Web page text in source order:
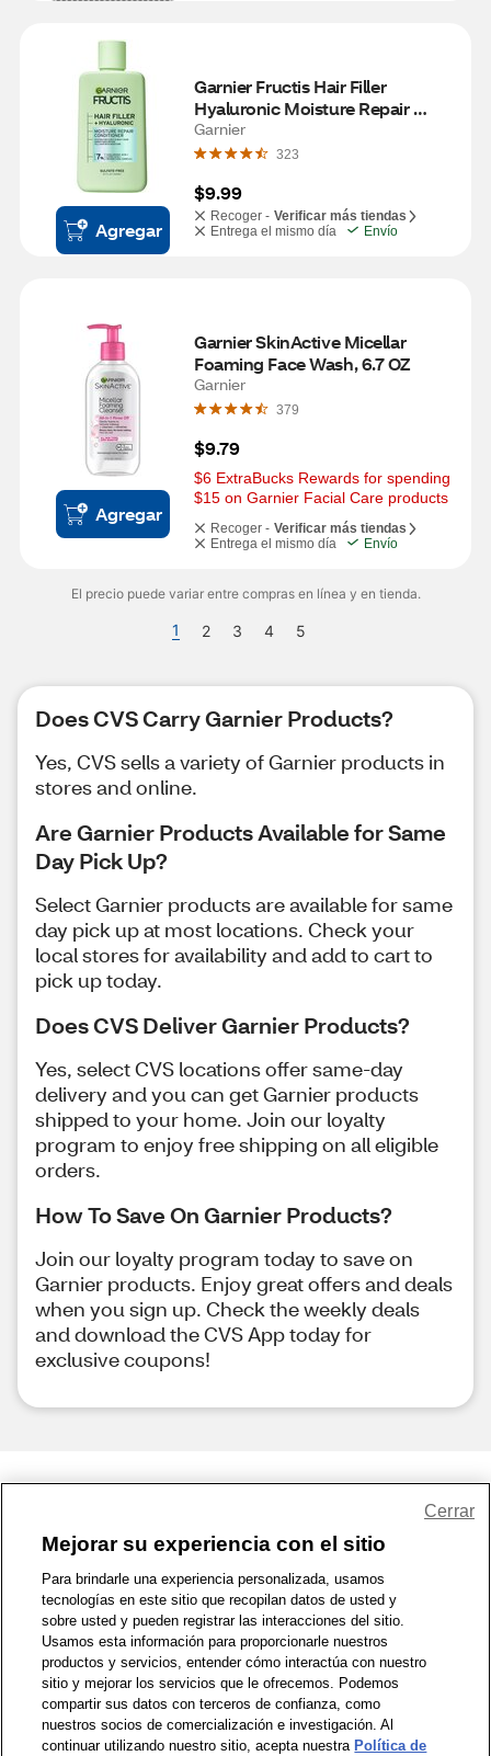
Agregar
Garnier Fructis Hair Filler
Hyaluronic Moisture Repair
Conditioner, 10.1 OZ
Garnier
323
$9.99
Recoger - Verificar más tiendas
Entrega el mismo día
Envío
Agregar
Garnier SkinActive Micellar
Foaming Face Wash, 6.7 OZ
Garnier
379
$9.79
$6 ExtraBucks Rewards for spending
$15 on Garnier Facial Care products
Recoger - Verificar más tiendas
Entrega el mismo día
Envío
El precio puede variar entre compras en línea y en tienda.
1 2 3 4 5
Does CVS Carry Garnier Products?
Yes, CVS sells a variety of Garnier products in
stores and online.
Are Garnier Products Available for Same
Day Pick Up?
Select Garnier products are available for same
day pick up at most locations. Check your
local stores for availability and add to cart to
pick up today.
Does CVS Deliver Garnier Products?
Yes, select CVS locations offer same-day
delivery and you can get Garnier products
shipped to your home. Join our loyalty
program to enjoy free shipping on all eligible
orders.
How To Save On Garnier Products?
Join our loyalty program today to save on
Garnier products. Enjoy great offers and deals
when you sign up. Check the weekly deals
and download the CVS App today for
exclusive coupons!
1-800-679-9691 | Contáctenos | Términos de Uso | Accesibilidad
Política de Privacidad | WA Privacy Policy | Mapa del sitio
Zona de Bienestar | © 1999 - 2026 CVS.com
Mejorar su experiencia con el sitio
Para brindarle una experiencia personalizada, usamos
tecnologías en este sitio que recopilan datos de usted y
sobre usted y pueden registrar las interacciones del sitio.
Usamos esta información para proporcionarle nuestros
productos y servicios, entender cómo interactúa con nuestro
sitio y mejorar los servicios que le ofrecemos. Podemos
compartir sus datos con terceros de confianza, como
nuestros socios de comercialización e investigación. Al
continuar utilizando nuestro sitio, acepta nuestra Política de
Cerrar